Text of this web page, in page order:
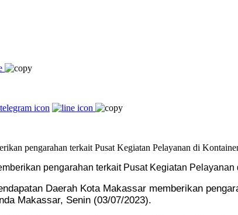
pengarahan terkait Pusat Kegiatan
Daerah Kota Makassar memberikan
Makassar, Senin (03/07/2023).